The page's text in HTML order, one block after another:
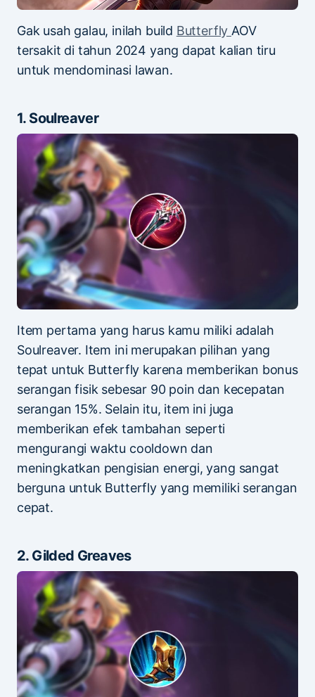
Gak usah galau, inilah build Butterfly AOV
tersakit di tahun 2024 yang dapat kalian tiru
untuk mendominasi lawan.
1. Soulreaver
Item pertama yang harus kamu miliki adalah
Soulreaver. Item ini merupakan pilihan yang
tepat untuk Butterfly karena memberikan bonus
serangan fisik sebesar 90 poin dan kecepatan
serangan 15%. Selain itu, item ini juga
memberikan efek tambahan seperti
mengurangi waktu cooldown dan
meningkatkan pengisian energi, yang sangat
berguna untuk Butterfly yang memiliki serangan
cepat.
2. Gilded Greaves